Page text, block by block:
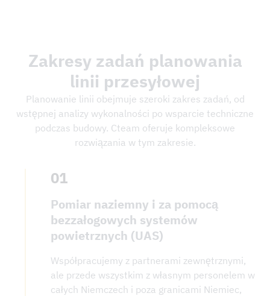
Zakresy zadań planowania
linii przesyłowej
Planowanie linii obejmuje szeroki zakres zadań, od
wstępnej analizy wykonalności po wsparcie techniczne
podczas budowy. Cteam oferuje kompleksowe
rozwiązania w tym zakresie.
01
Pomiar naziemny i za pomocą
bezzałogowych systemów
powietrznych (UAS)
Współpracujemy z partnerami zewnętrznymi,
ale przede wszystkim z własnym personelem w
całych Niemczech i poza granicami Niemiec,